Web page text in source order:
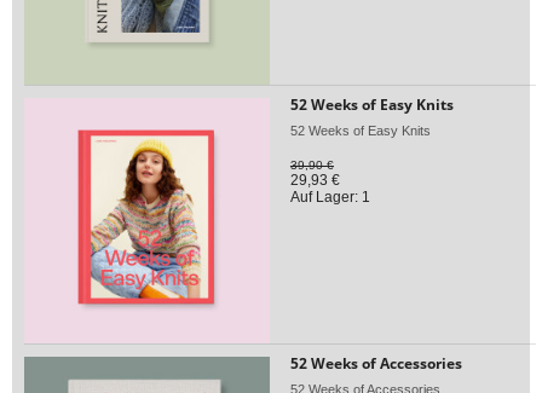
52 Weeks of Easy Knits
52 Weeks of Easy Knits
39,90 €
29,93 €
Auf Lager: 1
52 Weeks of Accessories
52 Weeks of Accessories